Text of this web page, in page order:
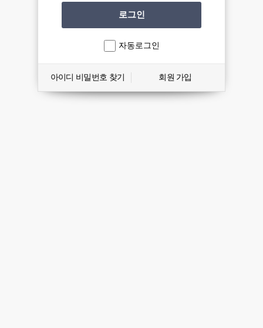
자동로그인
아이디 비밀번호 찾기 회원 가입